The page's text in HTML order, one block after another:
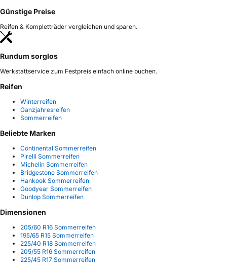
Günstige Preise
Reifen & Kompletträder vergleichen und sparen.
Rundum sorglos
Werkstattservice zum Festpreis einfach online buchen.
Reifen
Winterreifen
Ganzjahresreifen
Sommerreifen
Beliebte Marken
Continental Sommerreifen
Pirelli Sommerreifen
Michelin Sommerreifen
Bridgestone Sommerreifen
Hankook Sommerreifen
Goodyear Sommerreifen
Dunlop Sommerreifen
Dimensionen
205/60 R16 Sommerreifen
195/65 R15 Sommerreifen
225/40 R18 Sommerreifen
205/55 R16 Sommerreifen
225/45 R17 Sommerreifen